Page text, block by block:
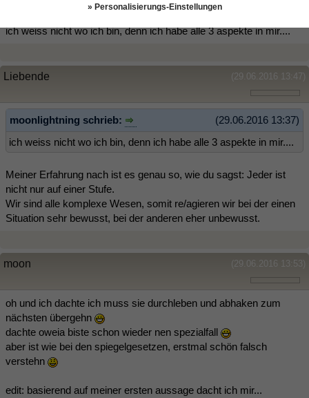
ich weiss nicht wo ich bin, denn ich habe alle 3 aspekte in mir....
(29.06.2016 13:47)
Liebende
(29.06.2016 13:37)
moonlightning schrieb:
ich weiss nicht wo ich bin, denn ich habe alle 3 aspekte in mir....
Meiner Erfahrung nach ist es genau so, wie du sagst: Jeder ist
nicht nur auf einer Stufe.
Wir sind alle komplexe Wesen, somit re/agieren wir bei der einen
Situation sehr bewusst, bei der anderen eher unbewusst.
(29.06.2016 13:53)
moon
oh und ich dachte ich muss sie durchleben und abhaken zum
nächsten übergehn
dachte oweia biste schon wieder nen spezialfall
aber ist wie bei den spiegelgesetzen, erstmal schön falsch
verstehn
edit: basierend auf meiner ersten aussage dacht ich mir...
» Personalisierungs-Einstellungen